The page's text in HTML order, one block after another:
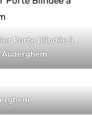
Porte Blindée à
Auderghem